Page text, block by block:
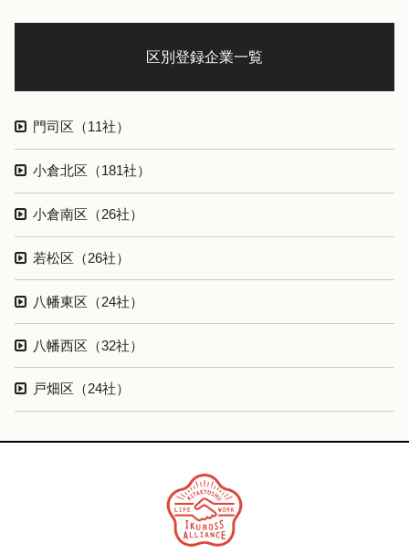
区別登録企業一覧
門司区（11社）
小倉北区（181社）
小倉南区（26社）
若松区（26社）
八幡東区（24社）
八幡西区（32社）
戸畑区（24社）